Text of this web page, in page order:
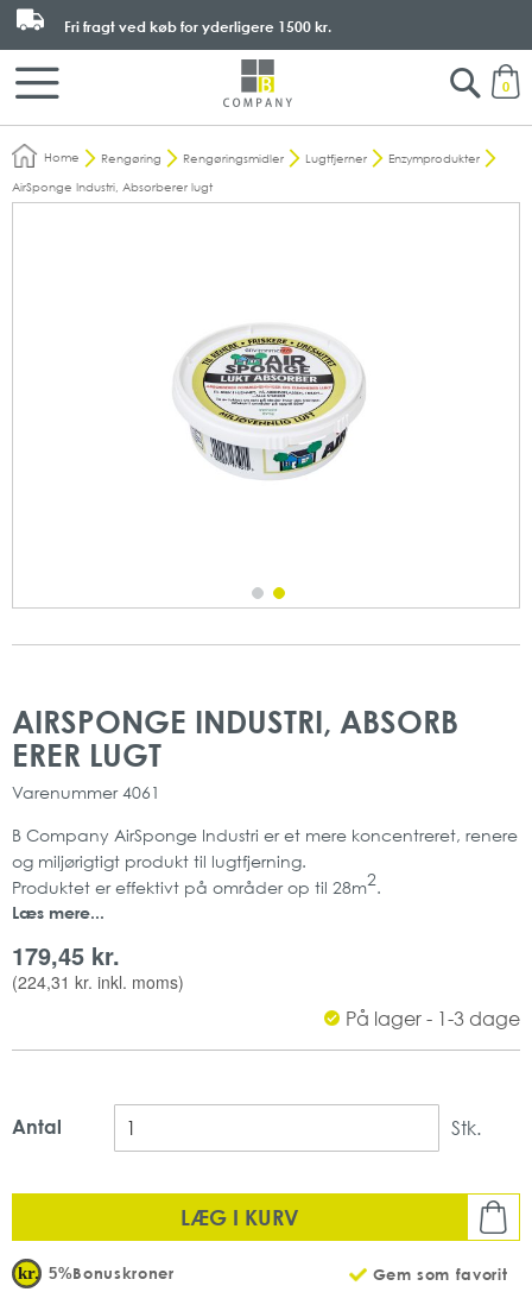
0
Fri fragt ved køb for yderligere 1500 kr.
Search
Home Rengøring Rengøringsmidler Lugtfjerner
Enzymprodukter
AirSponge Industri, Absorberer lugt
AIRSPONGE INDUSTRI, ABSORB
ERER LUGT
Varenummer 4061
B Company AirSponge Industri er et mere koncentreret, renere
og miljørigtigt produkt til lugtfjerning.
Produktet er effektivt på områder op til 28m2.
Airsponge Industri kan bruges til alverdens problemer for
ved røgskade, madlavning, husdyr og maling.
Produktet kan anvendes langt de fleste steder for eksempel i
hjemmet, på arbejdet, i campingvognen eller i bilen.
Læs mere...
179,45 kr.
(224,31 kr. inkl. moms)
På lager - 1-3 dage
Antal Stk.
LÆG I KURV
Gem som favorit
5%Bonuskroner
slutningen
af
starten
af